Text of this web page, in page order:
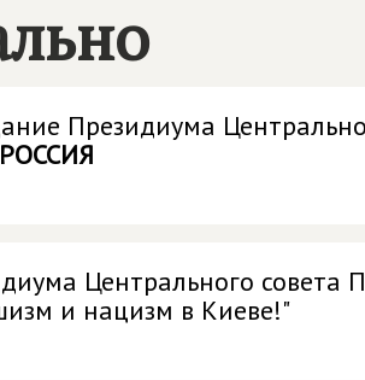
Президиума
Центрального совета
и нацизм в Киеве!"